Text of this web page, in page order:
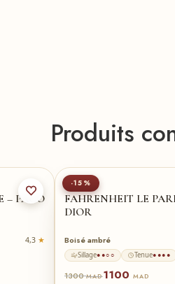
Produits
– PACO
4,3
-15%
DIOR
FAHRENHEIT LE
DIOR
Boisé ambré
Sillage●●○○ Tenue●●●●
1300MAD1100 MAD